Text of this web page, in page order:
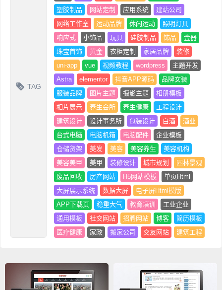
TAG
塑胶制品
网站定制 应用系统
建站公司
网络工作室
运动品牌 休闲运动
照明灯具
响应式
小饰品 玩具 硅胶制品 饰品
金器
珠宝首饰
黄金 衣柜定制 家居品牌
装修
uni-app
vue 视频教程 wordpress
主题开发
Astra
elementor 抖音APP源码
品牌女装
服装品牌
图片主题 摄影主题
相册模板
相片展示
养生会所 养生健康
工程设计
建筑设计
设计事务所 包装设计 白酒
酒业
台式电脑
电脑机箱 电脑配件
企业模板
仓储货架
美发 美容 美容养生
美容机构
美容美甲
美甲 装修设计 城市规划
园林景观
废品回收
房产网站 H5网站模板
单页Html
大屏展示系统
数据大屏
电子屏Html模版
APP下载页
稳重大气 教育培训
工业企业
通用模板
社交网站 招聘网站 博客
简历模板
医疗健康
家政 搬家公司 交友网站 建筑工程